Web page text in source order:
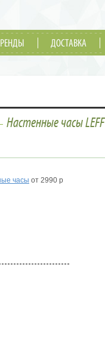
ДОСТАВКА
Настенные часы LEFF
часы от 2990 р